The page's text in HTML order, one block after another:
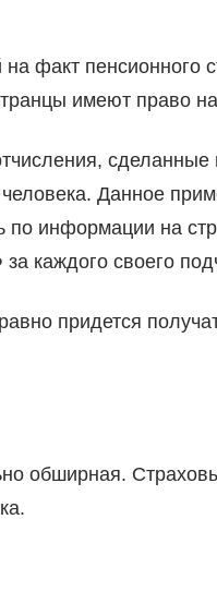
факт пенсионного
имеют право
Данное
по информации на
каждого своего
придется
обширная.